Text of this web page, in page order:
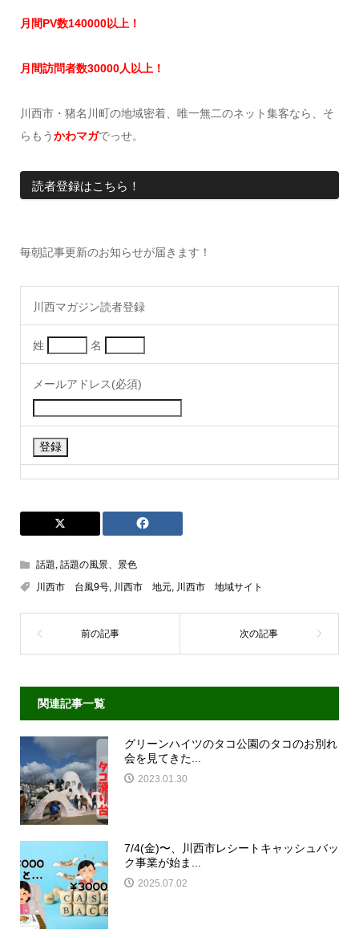
月間PV数140000以上！
月間訪問者数30000人以上！
川西市・猪名川町の地域密着、唯一無二のネット集客なら、そ
らもうかわマガでっせ。
読者登録はこちら！
毎朝記事更新のお知らせが届きます！
川西マガジン読者登録
姓 名
メールアドレス(必須)
話題, 話題の風景、景色
川西市 台風9号, 川西市 地元, 川西市 地域サイト
関連記事一覧
グリーンハイツのタコ公園のタコのお別れ
会を見てきた...
2023.01.30
7/4(金)〜、川西市レシートキャッシュバッ
ク事業が始ま...
2025.07.02